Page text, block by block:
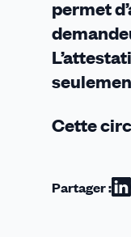
permet
Cette
Partager :